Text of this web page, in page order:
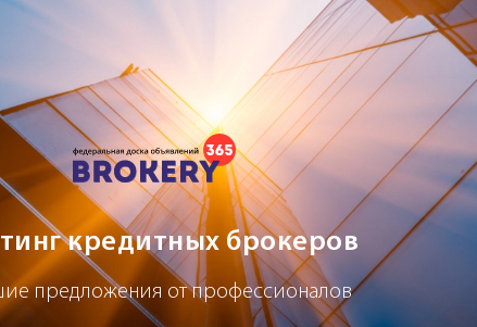
кредитных брокеров
предложения от профессионалов